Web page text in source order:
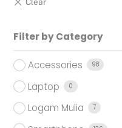
Filter by Category
Accessories 98
Laptop 0
Logam Mulia 7